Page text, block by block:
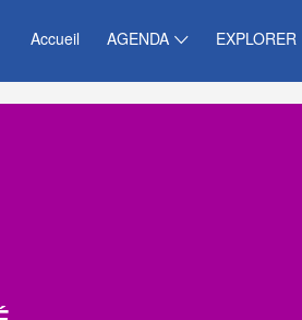
Accueil AGENDA EXPLORER